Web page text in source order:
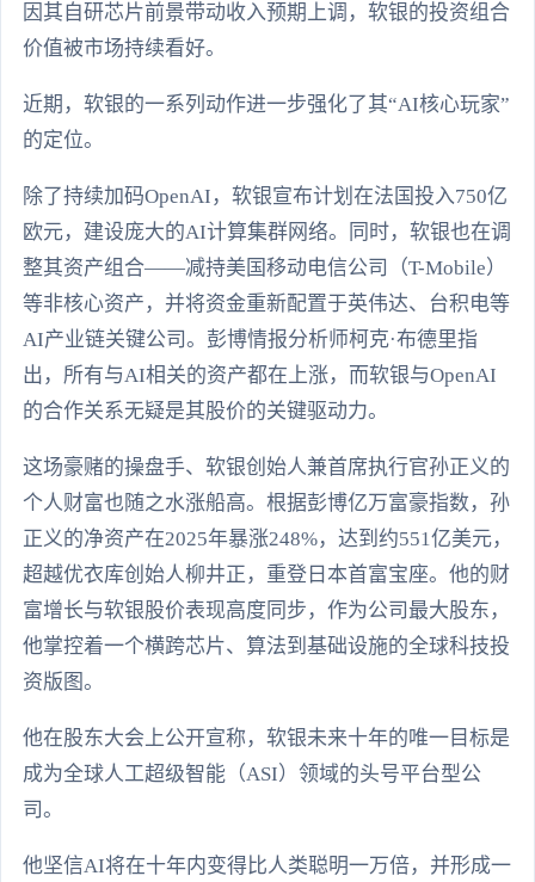
因其自研芯片前景带动收入预期上调，软银的投资组合
价值被市场持续看好。
近期，软银的一系列动作进一步强化了其“AI核心玩家”
的定位。
除了持续加码OpenAI，软银宣布计划在法国投入750亿
欧元，建设庞大的AI计算集群网络。同时，软银也在调
整其资产组合——减持美国移动电信公司（T-Mobile）
等非核心资产，并将资金重新配置于英伟达、台积电等
AI产业链关键公司。彭博情报分析师柯克·布德里指
出，所有与AI相关的资产都在上涨，而软银与OpenAI
的合作关系无疑是其股价的关键驱动力。
这场豪赌的操盘手、软银创始人兼首席执行官孙正义的
个人财富也随之水涨船高。根据彭博亿万富豪指数，孙
正义的净资产在2025年暴涨248%，达到约551亿美元，
超越优衣库创始人柳井正，重登日本首富宝座。他的财
富增长与软银股价表现高度同步，作为公司最大股东，
他掌控着一个横跨芯片、算法到基础设施的全球科技投
资版图。
他在股东大会上公开宣称，软银未来十年的唯一目标是
成为全球人工超级智能（ASI）领域的头号平台型公
司。
他坚信AI将在十年内变得比人类聪明一万倍，并形成一